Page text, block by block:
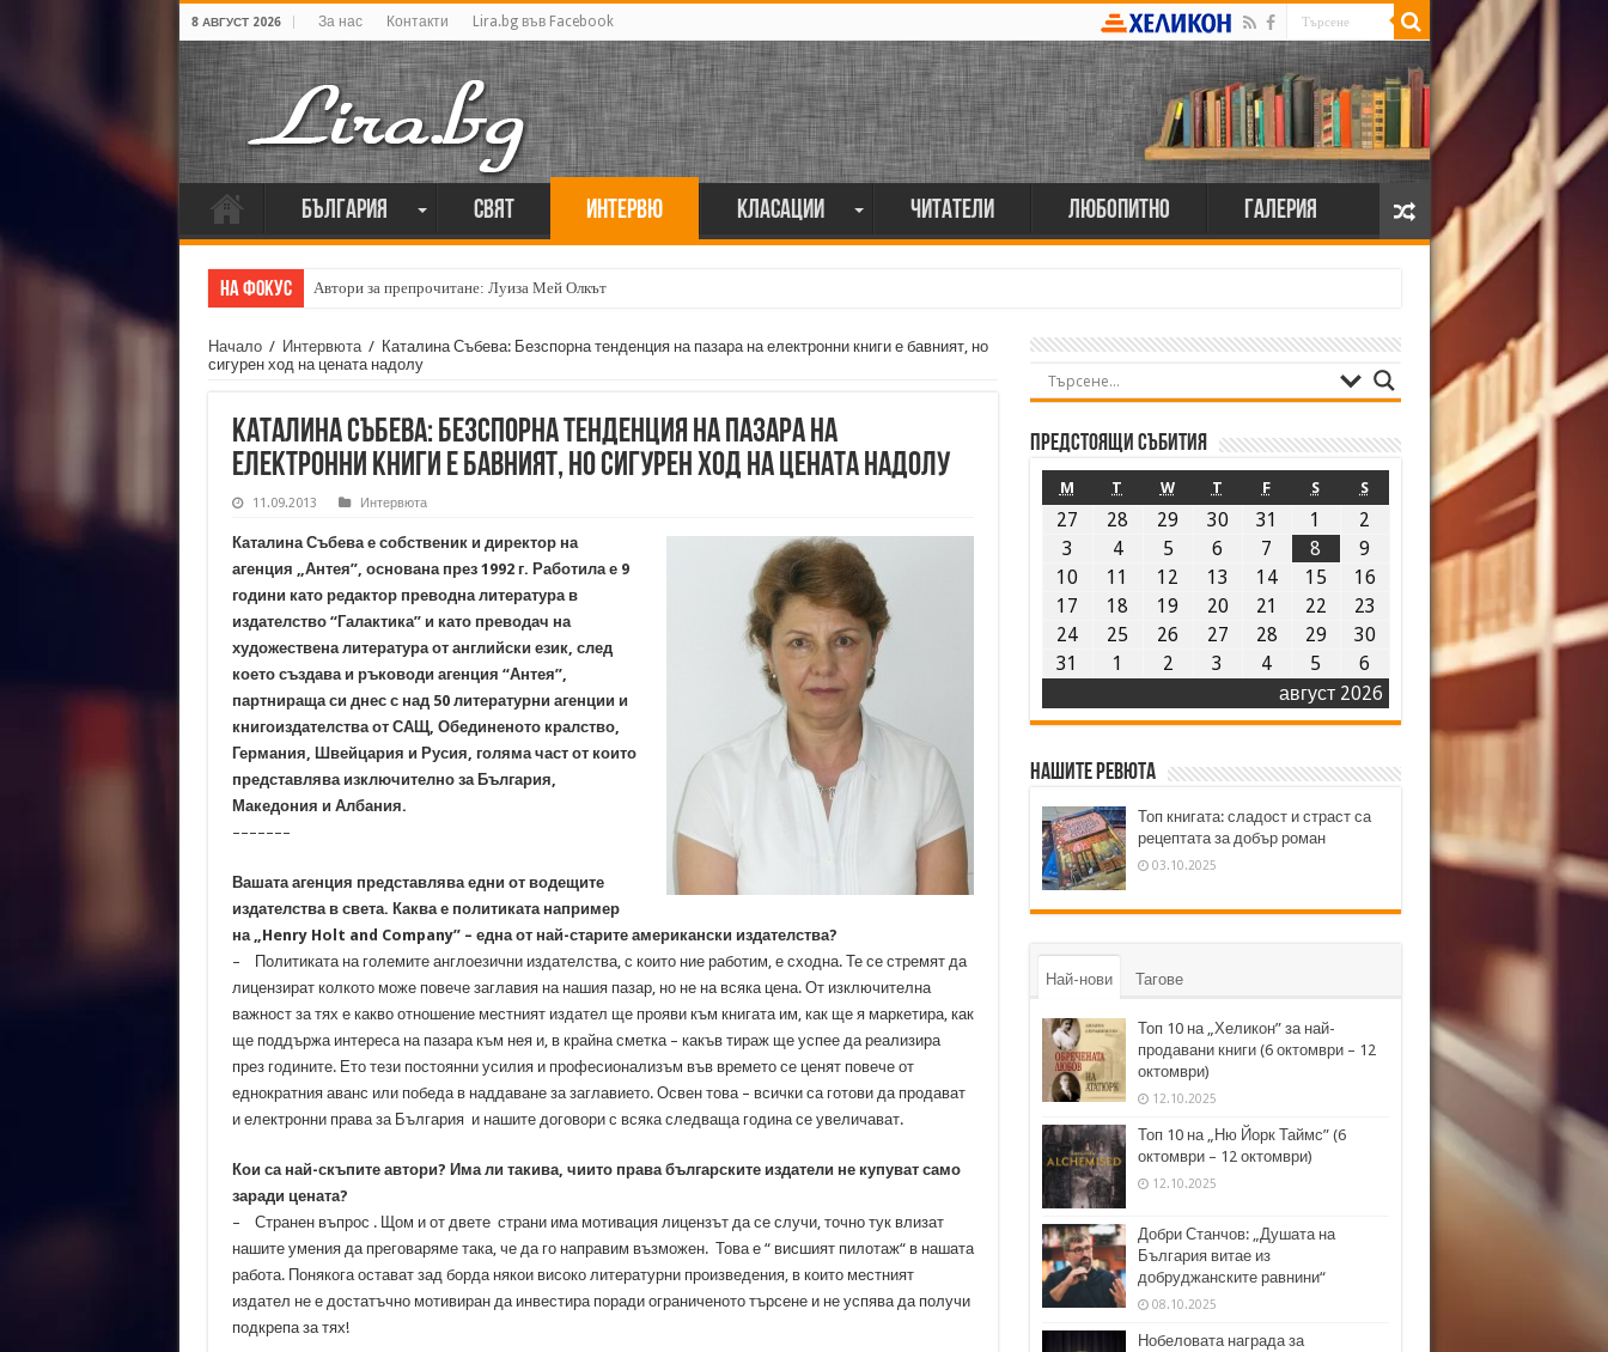
8 АВГУСТ 2026 За нас Контакти Lira.bg във Facebook
България Свят Интервю Класации Читатели Любопитно Галерия
На фокус Автори за препрочитане: Луиза Мей Олкът
Начало / Интервюта / Каталина Събева: Безспорна тенденция на пазара на електронни книги е бавният, но
сигурен ход на цената надолу
Каталина Събева: Безспорна тенденция на пазара на
електронни книги е бавният, но сигурен ход на цената надолу
11.09.2013 Интервюта
Каталина Събева е собственик и директор на
агенция „Антея”, основана през 1992 г. Работила е 9
години като редактор преводна литература в
издателство “Галактика” и като преводач на
художествена литература от английски език, след
което създава и ръководи агенция “Антея”,
партнираща си днес с над 50 литературни агенции и
книгоиздателства от САЩ, Обединеното кралство,
Германия, Швейцария и Русия, голяма част от които
представлява изключително за България,
Македония и Албания.
–––––––
Вашата агенция представлява едни от водещите
издателства в света. Каква е политиката например
на „Henry Holt and Company” – една от най-старите американски издателства?
– Политиката на големите англоезични издателства, с които ние работим, е сходна. Те се стремят да
лицензират колкото може повече заглавия на нашия пазар, но не на всяка цена. От изключителна
важност за тях е какво отношение местният издател ще прояви към книгата им, как ще я маркетира, как
ще поддържа интереса на пазара към нея и, в крайна сметка – какъв тираж ще успее да реализира
през годините. Ето тези постоянни усилия и професионализъм във времето се ценят повече от
еднократния аванс или победа в наддаване за заглавието. Освен това – всички са готови да продават
и електронни права за България и нашите договори с всяка следваща година се увеличават.
Кои са най-скъпите автори? Има ли такива, чиито права българските издатели не купуват само
заради цената?
– Странен въпрос . Щом и от двете страни има мотивация лицензът да се случи, точно тук влизат
нашите умения да преговаряме така, че да го направим възможен. Това е “ висшият пилотаж“ в нашата
работа. Понякога остават зад борда някои високо литературни произведения, в които местният
издател не е достатъчно мотивиран да инвестира поради ограниченото търсене и не успява да получи
подкрепа за тях!
Предстоящи събития
август 2026
M T W T F S S
27 28 29 30 31 1
2
3
4 5 6 7 8
9
10
11 12 13 14 15
16
17
18 19 20 21 22
23
24
25 26 27 28 29
30
31
1 2 3 4 5 6
Нашите ревюта
Топ книгата: сладост и страст са
рецептата за добър роман
03.10.2025
Най-нови Тагове
Топ 10 на „Хеликон” за най-
продавани книги (6 октомври – 12
октомври)
12.10.2025
Топ 10 на „Ню Йорк Таймс” (6
октомври – 12 октомври)
12.10.2025
Добри Станчов: „Душата на
България витае из
добруджанските равнини“
08.10.2025
Нобеловата награда за